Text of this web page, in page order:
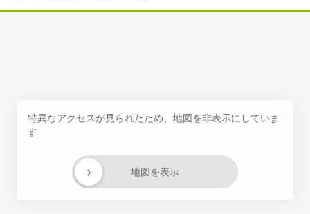
特異なアクセスが見られたため、地図を非表示にしていま
す
地図を表示
›